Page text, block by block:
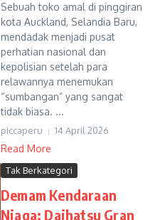
Sebuah toko amal di pinggiran
kota Auckland, Selandia Baru,
mendadak menjadi pusat
perhatian nasional dan
kepolisian setelah para
relawannya menemukan
“sumbangan” yang sangat
tidak biasa. ...
piccaperu 14 April 2026
Read More
Tak Berkategori
Demam Kendaraan
Niaga: Daihatsu Gran